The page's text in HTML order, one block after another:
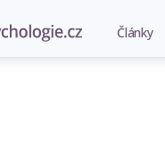
Články